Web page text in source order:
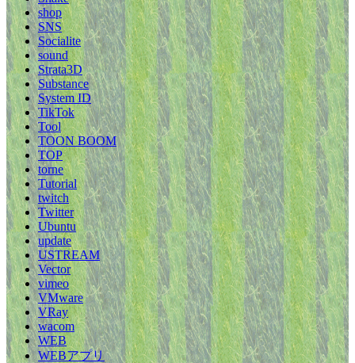
shop
SNS
Socialite
sound
Strata3D
Substance
System ID
TikTok
Tool
TOON BOOM
TOP
torne
Tutorial
twitch
Twitter
Ubuntu
update
USTREAM
Vector
vimeo
VMware
VRay
wacom
WEB
WEBアプリ